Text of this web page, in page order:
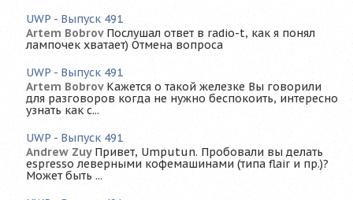
UWP - Выпуск 491
Artem Bobrov Послушал ответ в radio-t, как я понял
лампочек хватает) Отмена вопроса
UWP - Выпуск 491
Artem Bobrov Кажется о такой железке Вы говорили
для разговоров когда не нужно беспокоить, интересно
узнать как с...
UWP - Выпуск 491
Andrew Zuy Привет, Umputun. Пробовали вы делать
espresso леверными кофемашинами (типа flair и пр.)?
Может быть ...